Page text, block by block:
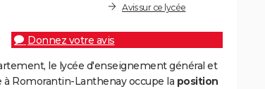
Avis sur ce lycée
Donnez votre avis
le lycée d'enseignement général et
à Romorantin-Lanthenay occupe la position